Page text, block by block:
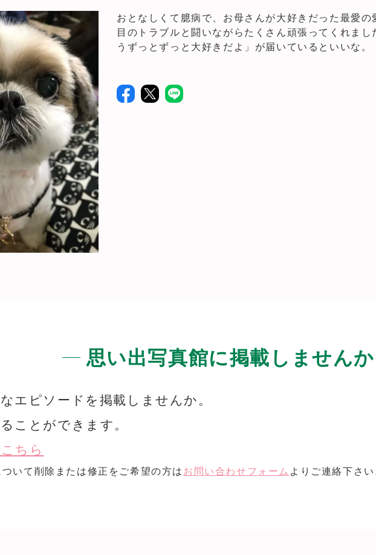
おとなしくて臆病で、お母さんが大好きだった最愛
目のトラブルと闘いながらたくさん頑張ってくれま
うずっとずっと大好きだよ」が届いているといいな。
思い出写真館に掲載しません
エピソードを掲載しませんか。
ことができます。
ちら
いて削除または修正をご希望の方は お問い合わせフォーム よりご連絡下さ